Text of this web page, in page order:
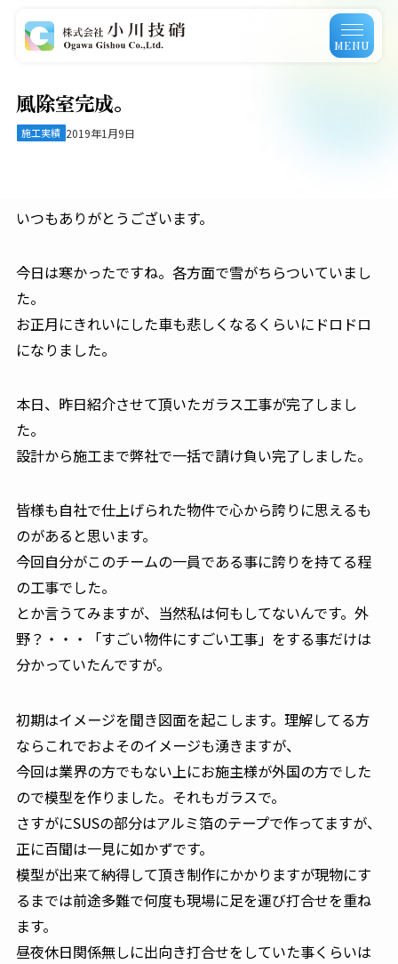
MENU
風除室完成。
施工実績 2019年1月9日
いつもありがとうございます。
今日は寒かったですね。各方面で雪がちらついていまし
た。
お正月にきれいにした車も悲しくなるくらいにドロドロ
になりました。
本日、昨日紹介させて頂いたガラス工事が完了しまし
た。
設計から施工まで弊社で一括で請け負い完了しました。
皆様も自社で仕上げられた物件で心から誇りに思えるも
のがあると思います。
今回自分がこのチームの一員である事に誇りを持てる程
の工事でした。
とか言うてみますが、当然私は何もしてないんです。外
野？・・・「すごい物件にすごい工事」をする事だけは
分かっていたんですが。
初期はイメージを聞き図面を起こします。理解してる方
ならこれでおよそのイメージも湧きますが、
今回は業界の方でもない上にお施主様が外国の方でした
ので模型を作りました。それもガラスで。
さすがにSUSの部分はアルミ箔のテープで作ってますが、
正に百聞は一見に如かずです。
模型が出来て納得して頂き制作にかかりますが現物にす
るまでは前途多難で何度も現場に足を運び打合せを重ね
ます。
昼夜休日関係無しに出向き打合せをしていた事くらいは